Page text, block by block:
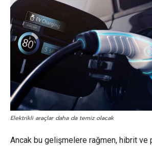
Elektrikli araçlar daha da temiz olacak
Ancak bu gelişmelere rağmen, hibrit ve